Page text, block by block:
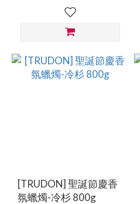
[TRUDON] 聖誕節慶香
氛蠟燭-冷杉 800g